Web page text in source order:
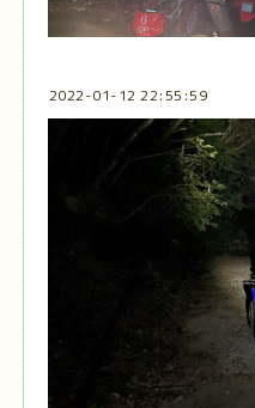
2022-01-12 22:55:59